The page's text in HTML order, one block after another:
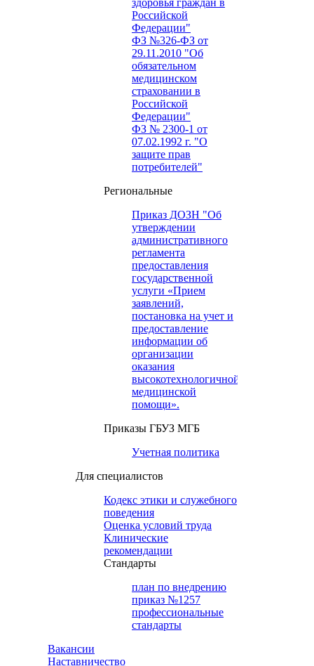
здоровья граждан в
Российской
Федерации"
ФЗ №326-ФЗ от
29.11.2010 "Об
обязательном
медицинском
страховании в
Российской
Федерации"
ФЗ № 2300-1 от
07.02.1992 г. "О
защите прав
потребителей"
Региональные
Приказ ДОЗН "Об
утверждении
административного
регламента
предоставления
государственной
услуги «Прием
заявлений,
постановка на учет и
предоставление
информации об
организации
оказания
высокотехнологичной
медицинской
помощи».
Приказы ГБУЗ МГБ
Учетная политика
Для специалистов
Кодекс этики и служебного
поведения
Оценка условий труда
Клинические
рекомендации
Cтандарты
план по внедрению
приказ №1257
профессиональные
стандарты
Вакансии
Наставничество